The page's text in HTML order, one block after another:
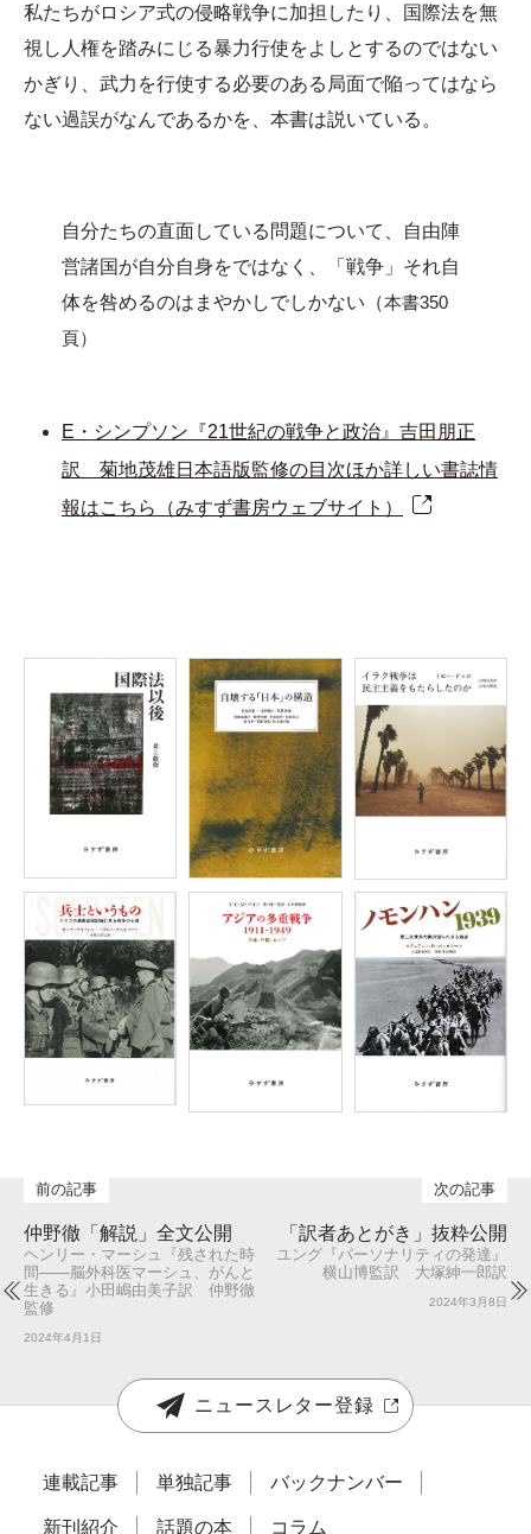
私たちがロシア式の侵略戦争に加担したり、国際法を無
視し人権を踏みにじる暴力行使をよしとするのではない
かぎり、武力を行使する必要のある局面で陥ってはなら
ない過誤がなんであるかを、本書は説いている。
自分たちの直面している問題について、自由陣
営諸国が自分自身をではなく、「戦争」それ自
体を咎めるのはまやかしでしかない（本書350
頁）
E・シンプソン『21世紀の戦争と政治』吉田朋正
訳 菊地茂雄日本語版監修の目次ほか詳しい書誌情
報はこちら（みすず書房ウェブサイト）
仲野徹「解説」全文公開
ヘンリー・マーシュ『残された時
間――脳外科医マーシュ、がんと
生きる』小田嶋由美子訳 仲野徹
監修
2024年4月1日
「訳者あとがき」抜粋公開
ユング『パーソナリティの発達』
横山博監訳 大塚紳一郎訳
2024年3月8日
ニュースレター登録
連載記事 単独記事 バックナンバー
新刊紹介 話題の本 コラム